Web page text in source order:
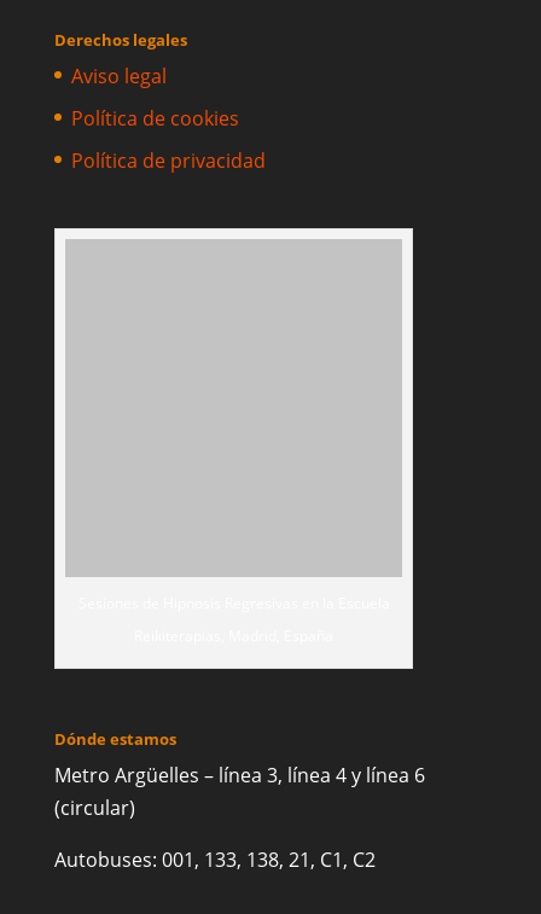
Derechos legales
Aviso legal
Política de cookies
Política de privacidad
Autobuses: 001, 133, 138, 21, C1, C2
© Desde 2003 Escuela Reikiterapias - Cursos de
Reiki en Madrid. Todos los derechos
UA-134127158-1